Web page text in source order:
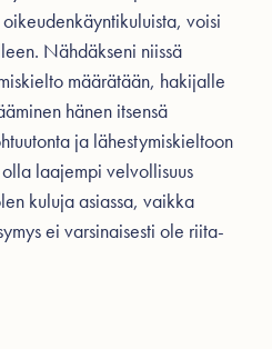
voisi
Nähdäkseni niissä
määrätään, hakijalle
hänen itsensä
ja lähestymiskieltoon
laajempi velvollisuus
kuluja asiassa, vaikka
ei varsinaisesti ole riita-